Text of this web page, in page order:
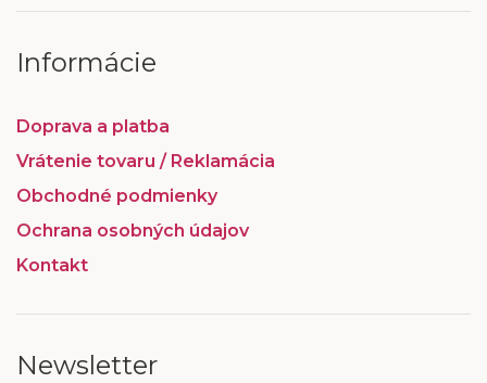
Informácie
Doprava a platba
Vrátenie tovaru / Reklamácia
Obchodné podmienky
Ochrana osobných údajov
Kontakt
Newsletter